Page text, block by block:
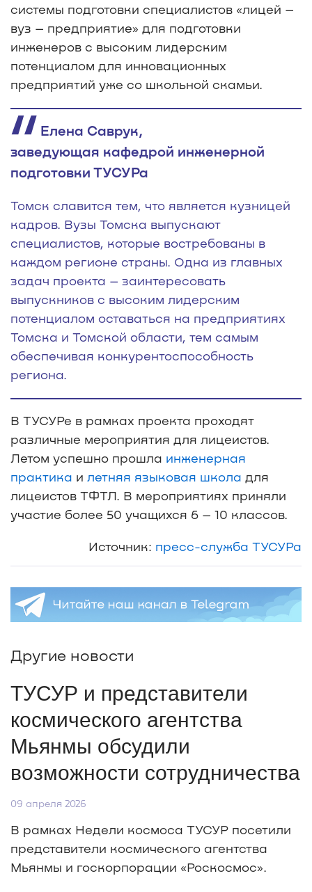
системы подготовки специалистов «лицей –
вуз – предприятие» для подготовки
инженеров с высоким лидерским
потенциалом для инновационных
предприятий уже со школьной скамьи.
Елена Саврук,
заведующая кафедрой инженерной
подготовки ТУСУРа
Томск славится тем, что является кузницей
кадров. Вузы Томска выпускают
специалистов, которые востребованы в
каждом регионе страны. Одна из главных
задач проекта – заинтересовать
выпускников с высоким лидерским
потенциалом оставаться на предприятиях
Томска и Томской области, тем самым
обеспечивая конкурентоспособность
региона.
В ТУСУРе в рамках проекта проходят
различные мероприятия для лицеистов.
Летом успешно прошла инженерная
практика и летняя языковая школа для
лицеистов ТФТЛ. В мероприятиях приняли
участие более 50 учащихся 6 – 10 классов.
Источник: пресс-служба ТУСУРа
Другие новости
ТУСУР и представители
космического агентства
Мьянмы обсудили
возможности сотрудничества
09 апреля 2026
В рамках Недели космоса ТУСУР посетили
представители космического агентства
Мьянмы и госкорпорации «Роскосмос».